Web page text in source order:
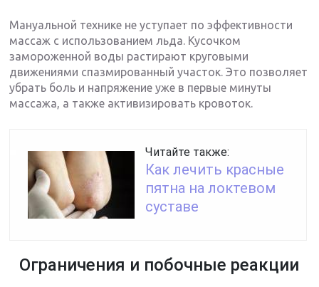
Мануальной технике не уступает по эффективности
массаж с использованием льда. Кусочком
замороженной воды растирают круговыми
движениями спазмированный участок. Это позволяет
убрать боль и напряжение уже в первые минуты
массажа, а также активизировать кровоток.
Читайте также:
Как лечить красные
пятна на локтевом
суставе
Ограничения и побочные реакции